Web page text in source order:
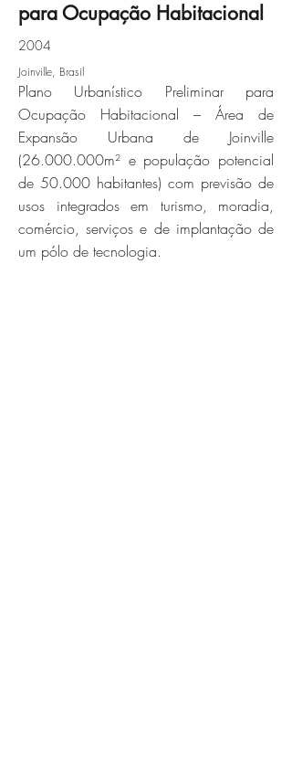
Click here
para Ocupação Habitacional
2004
Joinville, Brasil
Plano Urbanístico Preliminar para
Ocupação Habitacional – Área de
Expansão Urbana de Joinville
(26.000.000m² e população potencial
de 50.000 habitantes) com previsão de
usos integrados em turismo, moradia,
comércio, serviços e de implantação de
um pólo de tecnologia.